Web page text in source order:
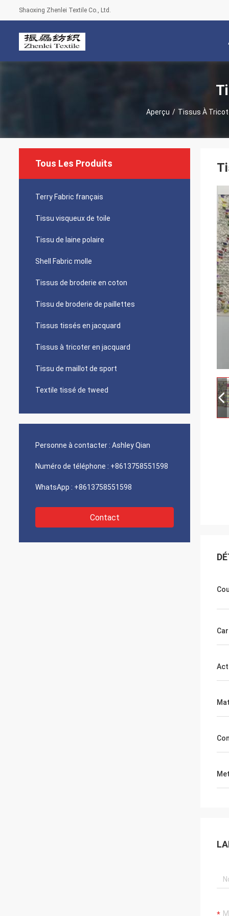
Shaoxing Zhenlei Textile Co., Ltd.
Aperçu / Tissus À
Tous Les Produits
Terry Fabric français
Tissu visqueux de toile
Tissu de laine polaire
Shell Fabric molle
Tissus de broderie en coton
Tissu de broderie de paillettes
Tissus tissés en jacquard
Tissus à tricoter en jacquard
Tissu de maillot de sport
Textile tissé de tweed
Personne à contacter : Ashley Qian
Numéro de téléphone : +8613758551598
WhatsApp : +8613758551598
Contact